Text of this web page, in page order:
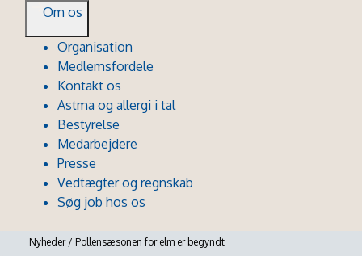
Om os
Organisation
Medlemsfordele
Kontakt os
Astma og allergi i tal
Bestyrelse
Medarbejdere
Presse
Vedtægter og regnskab
Søg job hos os
Nyheder / Pollensæsonen for elm er begyndt